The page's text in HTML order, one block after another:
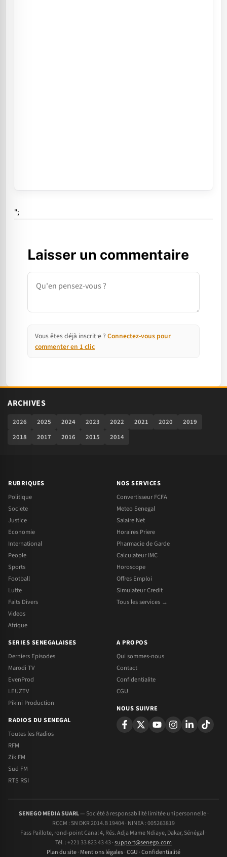
";
Laisser un commentaire
Commentaire
Vous êtes déjà inscrit·e ? Connectez-vous pour
commenter en 1 clic
ARCHIVES
2026 2025 2024 2023 2022 2021 2020
2019
2018
2017 2016 2015 2014
RUBRIQUES
Politique
Societe
Justice
Economie
International
People
Sports
Football
Lutte
Faits Divers
Videos
Afrique
NOS SERVICES
Convertisseur FCFA
Meteo Senegal
Salaire Net
Horaires Priere
Pharmacie de Garde
Calculateur IMC
Horoscope
Offres Emploi
Simulateur Credit
Tous les services →
SERIES SENEGALAISES
Derniers Episodes
Marodi TV
EvenProd
LEUZTV
Pikini Production
RADIOS DU SENEGAL
Toutes les Radios
RFM
Zik FM
Sud FM
RTS RSI
A PROPOS
Qui sommes-nous
Contact
Confidentialite
CGU
NOUS SUIVRE
SENEGO MEDIA SUARL— Société à responsabilité limitée unipersonnelle ·
RCCM : SN DKR 2014.B 19404 · NINEA : 005263819
Fass Paillote, rond-point Canal 4, Rés. Adja Mame Ndiaye, Dakar, Sénégal ·
Tél. : +221 33 823 43 43 ·support@senego.com
Plan du site· Mentions légales·CGU ·Confidentialité